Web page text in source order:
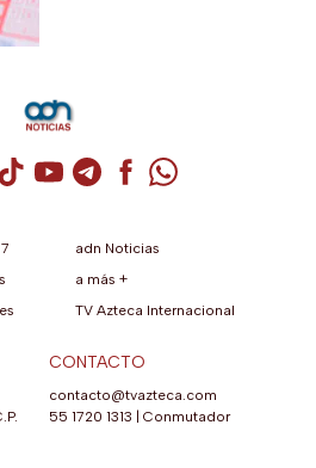
de X / Twitter (se abre en una
de Instagram (se abre en una
Cuenta de TikTok (se abre en
Cuenta de YouTube (se abre
Cuenta de Telegram (se
Cuenta de
Cuenta de
adn Noticias
a más +
TV Azteca Internacional
CONTACTO
contacto@tvazteca.com
55 1720 1313
Conmutador